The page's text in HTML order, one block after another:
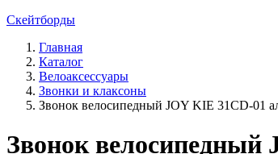
Скейтборды
Главная
Каталог
Велоаксессуары
Звонки и клаксоны
Звонок велосипедный JOY KIE 31CD-01
Звонок велосипедный